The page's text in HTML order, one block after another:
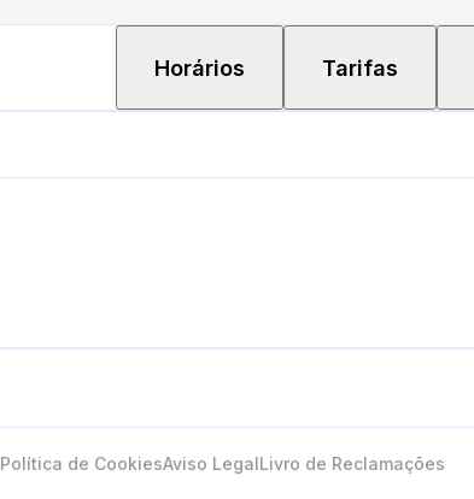
Horários Tarifas
Política de CookiesAviso LegalLivro de Reclamações